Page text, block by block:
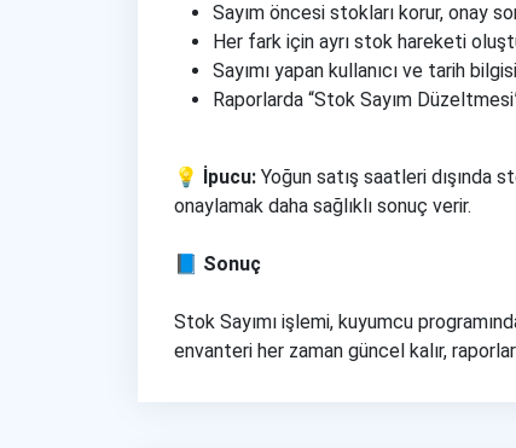
Sayım öncesi stokları korur, onay
Her fark için ayrı stok hareketi
Sayımı yapan kullanıcı ve tarih
Raporlarda “Stok Sayım
💡 İpucu: Yoğun satış saatleri dışında
onaylamak daha sağlıklı sonuç verir.
📘 Sonuç
Stok Sayımı işlemi, kuyumcu
envanteri her zaman güncel kalır,